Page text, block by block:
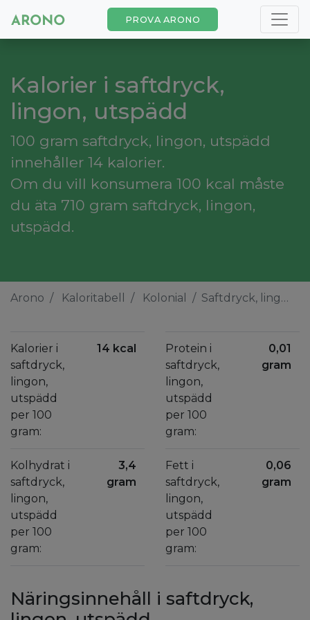
PROVA ARONO
Kalorier i saftdryck,
lingon, utspädd
100 gram saftdryck, lingon, utspädd
innehåller 14 kalorier.
Om du vill konsumera 100 kcal måste
du äta 710 gram saftdryck, lingon,
utspädd.
Arono Kaloritabell Kolonial Saftdryck, lingon, utspädd
Kalorier i
saftdryck,
lingon,
utspädd
per 100
gram:
14 kcal
Kolhydrat i
saftdryck,
lingon,
utspädd
per 100
gram:
3,4
gram
Protein i
saftdryck,
lingon,
utspädd
per 100
gram:
0,01
gram
Fett i
saftdryck,
lingon,
utspädd
per 100
gram:
0,06
gram
Näringsinnehåll i saftdryck,